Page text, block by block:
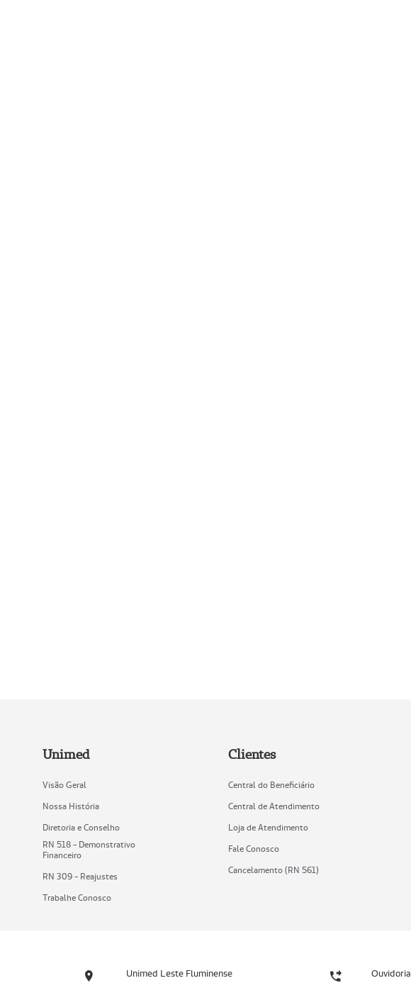
Unimed
Visão Geral
Nossa História
Diretoria e Conselho
RN 518 - Demonstrativo
Financeiro
RN 309 - Reajustes
Trabalhe Conosco
Clientes
Central do Beneficiário
Central de Atendimento
Loja de Atendimento
Fale Conosco
Cancelamento (RN 561)
Unimed Leste Fluminense Ouvidoria